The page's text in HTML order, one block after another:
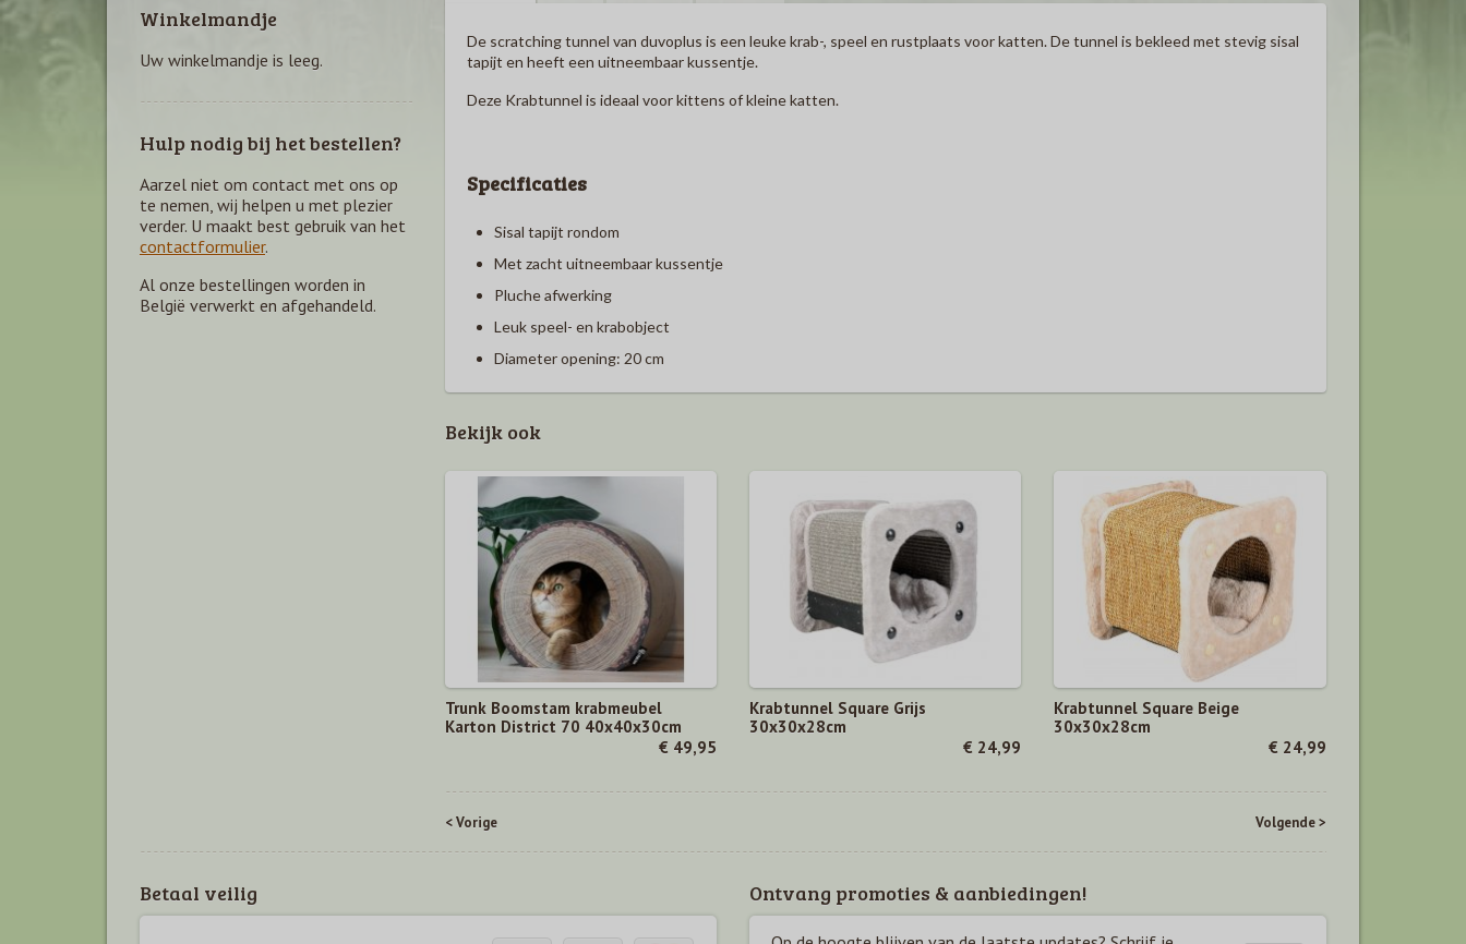
De scratching tunnel van duvoplus is een leuke krab-, speel en rustplaats voor katten. De tunnel is bekleed met stevig sisal
tapijt en heeft een uitneembaar kussentje.
Deze Krabtunnel is ideaal voor kittens of kleine katten.
Specificaties
Sisal tapijt rondom
Met zacht uitneembaar kussentje
Pluche afwerking
Leuk speel- en krabobject
Diameter opening: 20 cm
Bekijk ook
Trunk Boomstam krabmeubel
Karton District 70 40x40x30cm
€ 49,95
Krabtunnel Square Grijs
30x30x28cm
€ 24,99
Krabtunnel Square Beige
30x30x28cm
€ 24,99
< Vorige Volgende >
Winkelmandje
Uw winkelmandje is leeg.
Hulp nodig bij het bestellen?
Aarzel niet om contact met ons op
te nemen, wij helpen u met plezier
verder. U maakt best gebruik van het
contactformulier.
Al onze bestellingen worden in
België verwerkt en afgehandeld.
Betaal veilig Ontvang promoties & aanbiedingen!